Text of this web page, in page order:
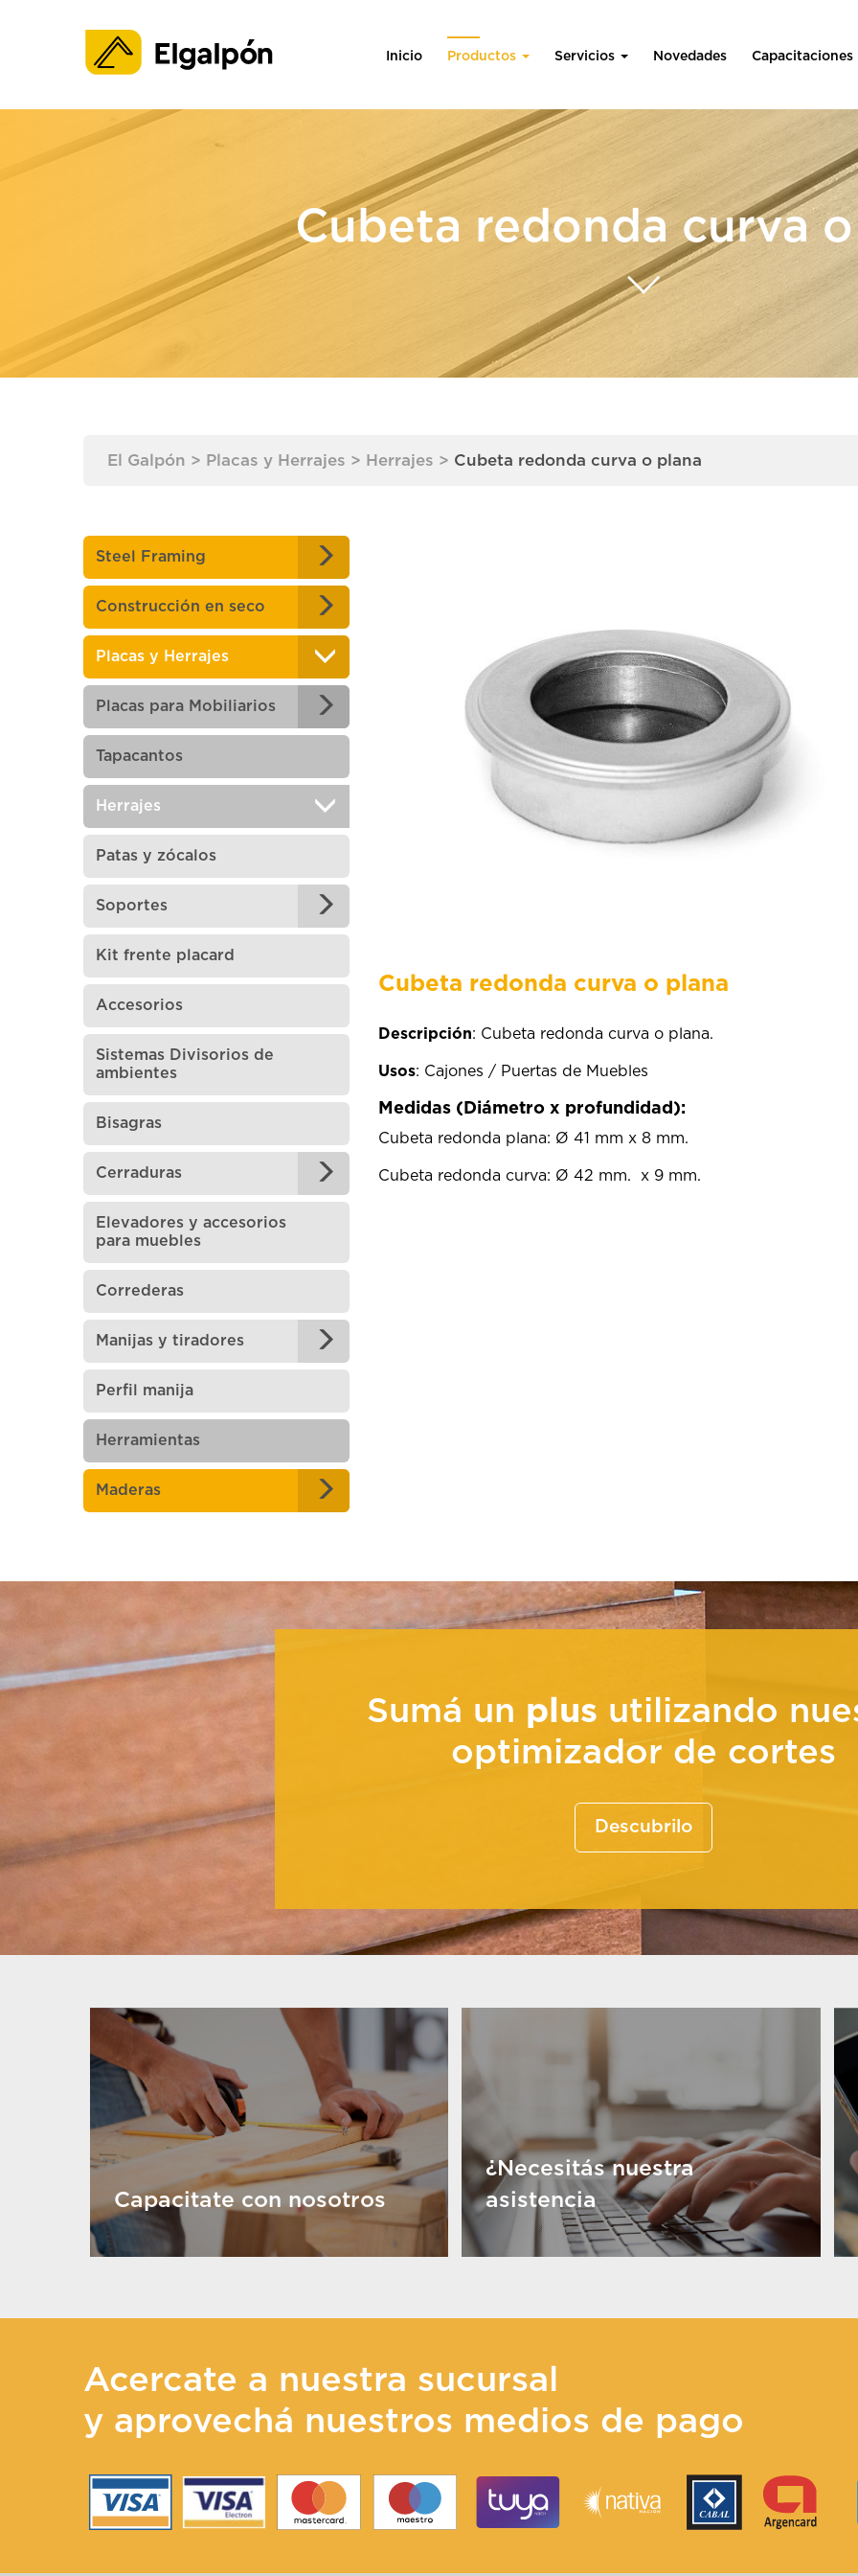
Inicio Productos Servicios Novedades Capacitaciones
Cubeta redonda curva
El Galpón > Placas y Herrajes > Herrajes > Cubeta redonda curva o plana
Steel Framing
Construcción en seco
Placas y Herrajes
Placas para Mobiliarios
Tapacantos
Herrajes
Patas y zócalos
Soportes
Kit frente placard
Accesorios
Sistemas Divisorios de
ambientes
Bisagras
Cerraduras
Elevadores y accesorios
para muebles
Correderas
Manijas y tiradores
Perfil manija
Herramientas
Maderas
Cubeta redonda curva o plana
Descripción: Cubeta redonda curva o plana.
Usos: Cajones / Puertas de Muebles
Medidas (Diámetro x profundidad):
Cubeta redonda plana: Ø 41 mm x 8 mm.
Cubeta redonda curva: Ø 42 mm. x 9 mm.
Sumá un plus utilizando
optimizador de cortes
Descubrilo
Capacitate con nosotros
¿Necesitás nuestra
asistencia
Acercate a nuestra sucursal
y aprovechá nuestros medios de pago